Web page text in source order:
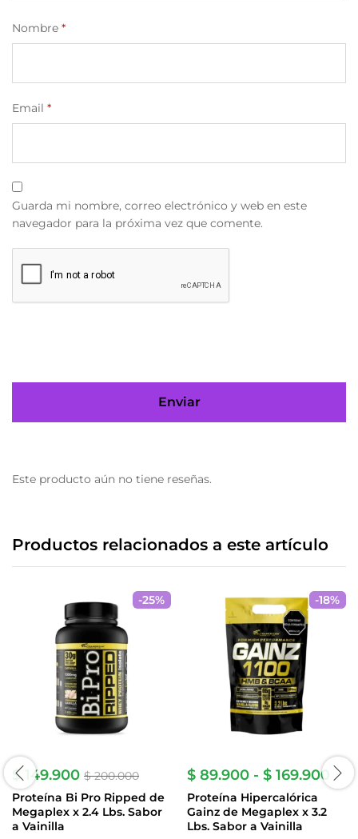
Nombre *
Email *
Guarda mi nombre, correo electrónico y web en este
navegador para la próxima vez que comente.
Este producto aún no tiene reseñas.
Productos relacionados a este artículo
-25%
$149.900 $200.000
Proteína Bi Pro Ripped de
Megaplex x 2.4 Lbs. Sabor
a Vainilla
-18%
$ 89.900 - $ 169.900
de
Proteína Hipercalórica
Gainz de Megaplex x 3.2
Lbs. Sabor a Vainilla